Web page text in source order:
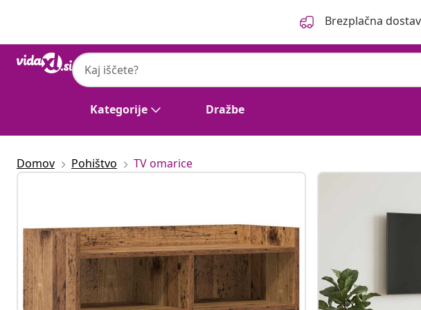
Brezplačna
Kategorije Dražbe
Domov Pohištvo TV omarice